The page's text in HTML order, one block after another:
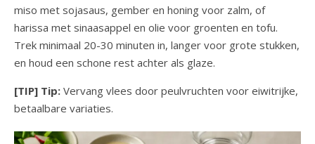
miso met sojasaus, gember en honing voor zalm, of
harissa met sinaasappel en olie voor groenten en tofu.
Trek minimaal 20-30 minuten in, langer voor grote stukken,
en houd een schone rest achter als glaze.
[TIP] Tip: Vervang vlees door peulvruchten voor eiwitrijke,
betaalbare variaties.